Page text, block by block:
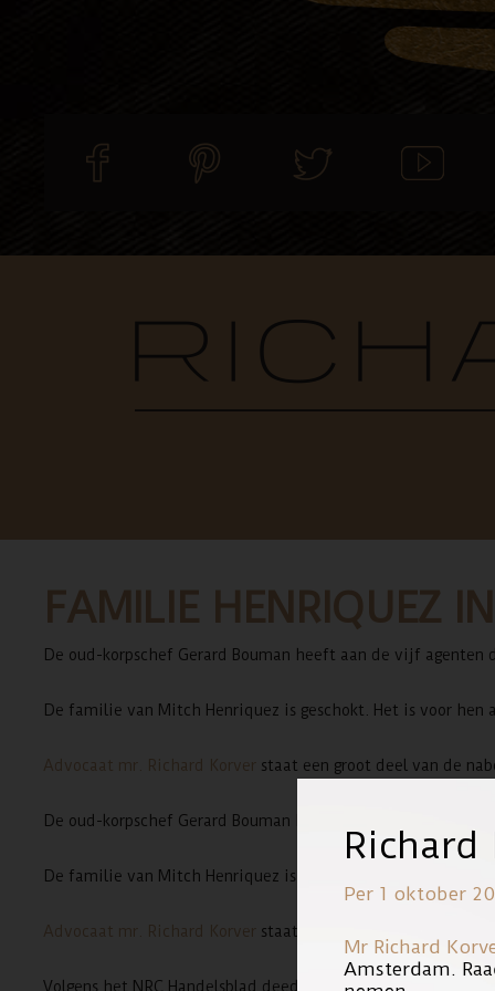
FAMILIE HENRIQUEZ
De oud-korpschef Gerard Bouman heeft aan de vijf
De familie van Mitch Henriquez is geschokt. Het is voor
Advocaat mr. Richard Korver staat een groot deel van de
De oud-korpschef Gerard Bouman heeft aan de vijf
De familie van Mitch Henriquez is geschokt. Het is voor
Advocaat mr. Richard Korver staat een groot deel van de
Volgens het NRC Handelsblad deed Bouman nog meer
Per 1 oktober
Mr Richard
Amsterdam.